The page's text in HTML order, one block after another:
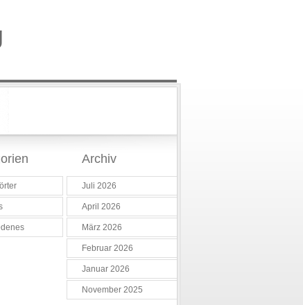
Archiv
Juli 2026
April 2026
März 2026
Februar 2026
Januar 2026
November 2025